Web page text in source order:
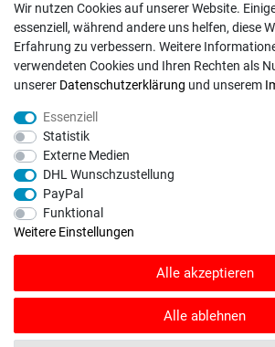
Warenkorb
Kasse
RECHTLICHES
Widerrufs­recht
Daten­schutz­erklärung
AGB
Impressum
Fragen und Antworten
Wir nutzen Cookies auf unserer Website.
essenziell, während andere uns helfen, diese
Erfahrung zu verbessern. Weitere
verwendeten Cookies und Ihren Rechten als
unserer Daten­schutz­erklärung und unserem
Essenziell
Statistik
Externe Medien
DHL Wunschzustellung
PayPal
Funktional
Weitere Einstellungen
Alle akzeptieren
Alle ablehnen